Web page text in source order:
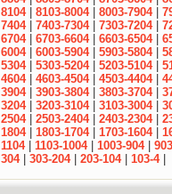
8104| 8103-8004| 8003-7904|
7404| 7403-7304| 7303-7204|
6704| 6703-6604| 6603-6504|
6004| 6003-5904| 5903-5804|
5304| 5303-5204| 5203-5104|
4604| 4603-4504| 4503-4404|
3904| 3903-3804| 3803-3704|
3204| 3203-3104| 3103-3004|
2504| 2503-2404| 2403-2304|
1804| 1803-1704| 1703-1604|
1104| 1103-1004| 1003-904|
304| 303-204| 203-104| 103-4|